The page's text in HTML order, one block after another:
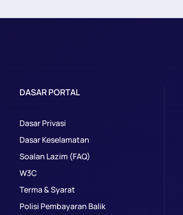
DASAR PORTAL
Dasar Privasi
Dasar Keselamatan
Soalan Lazim (FAQ)
W3C
Terma & Syarat
Polisi Pembayaran Balik